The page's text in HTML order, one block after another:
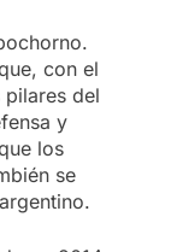
con el
del
y
los
se